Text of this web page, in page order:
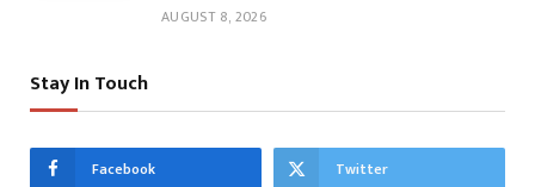
AUGUST 8, 2026
Stay In Touch
Facebook Twitter